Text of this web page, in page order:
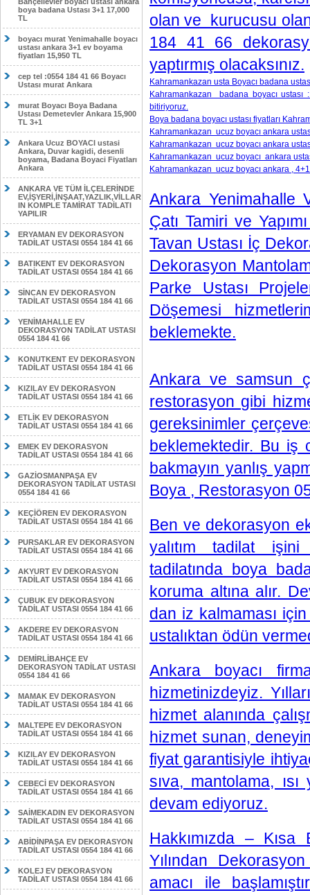
boya badana Ustası 3+1 17,000
TL
boyacı murat Yenimahalle boyacı
ustası ankara 3+1 ev boyama
fiyatları 15,950 TL
cep tel :0554 184 41 66 Boyacı
Ustası murat Ankara
murat Boyacı Boya Badana
Ustası Demetevler Ankara 15,900
TL 3+1
Ankara Ucuz BOYACI ustasi
Ankara, Duvar kagidi, desenli
boyama, Badana Boyaci Fiyatları
Ankara
ANKARA VE TÜM İLÇELERİNDE
EV,İŞYERİ,İNŞAAT,YAZLIK,VİLLAR
IN KOMPLE TAMİRAT TADİLATI
YAPILIR
ERYAMAN EV DEKORASYON
TADİLAT USTASI 0554 184 41 66
BATIKENT EV DEKORASYON
TADİLAT USTASI 0554 184 41 66
SİNCAN EV DEKORASYON
TADİLAT USTASI 0554 184 41 66
YENİMAHALLE EV
DEKORASYON TADİLAT USTASI
0554 184 41 66
KONUTKENT EV DEKORASYON
TADİLAT USTASI 0554 184 41 66
KIZILAY EV DEKORASYON
TADİLAT USTASI 0554 184 41 66
ETLİK EV DEKORASYON
TADİLAT USTASI 0554 184 41 66
EMEK EV DEKORASYON
TADİLAT USTASI 0554 184 41 66
GAZİOSMANPAŞA EV
DEKORASYON TADİLAT USTASI
0554 184 41 66
KEÇİÖREN EV DEKORASYON
TADİLAT USTASI 0554 184 41 66
PURSAKLAR EV DEKORASYON
TADİLAT USTASI 0554 184 41 66
AKYURT EV DEKORASYON
TADİLAT USTASI 0554 184 41 66
ÇUBUK EV DEKORASYON
TADİLAT USTASI 0554 184 41 66
AKDERE EV DEKORASYON
TADİLAT USTASI 0554 184 41 66
DEMİRLİBAHÇE EV
DEKORASYON TADİLAT USTASI
0554 184 41 66
MAMAK EV DEKORASYON
TADİLAT USTASI 0554 184 41 66
MALTEPE EV DEKORASYON
TADİLAT USTASI 0554 184 41 66
KIZILAY EV DEKORASYON
TADİLAT USTASI 0554 184 41 66
CEBECİ EV DEKORASYON
TADİLAT USTASI 0554 184 41 66
SAİMEKADIN EV DEKORASYON
TADİLAT USTASI 0554 184 41 66
ABİDİNPAŞA EV DEKORASYON
TADİLAT USTASI 0554 184 41 66
KOLEJ EV DEKORASYON
TADİLAT USTASI 0554 184 41 66
olan ve kurucusu
184 41 66
yaptırmış olacaksınız.
Kahramankazan usta Boyacı badana
Kahramankazan badana boyacı
bitiriyoruz.
Boya badana boyacı ustası fiyatları
Kahramankazan ucuz boyacı ankara
Kahramankazan ucuz boyacı ankara
Kahramankazan ucuz boyacı ankara
Kahramankazan ucuz boyacı ankara ,
Ankara Yenimahalle
Çatı Tamiri ve
Tavan Ustası İç
Dekorasyon
Parke Ustası
Döşemesi
beklemekte.
Ankara ve samsun
restorasyon gibi
gereksinimler
beklemektedir. Bu iş
bakmayın yanlış
Boya , Restorasyon
Ben ve dekorasyon
yalıtım tadilat işini
tadilatında boya
koruma altına alır.
dan iz kalmaması
ustalıktan ödün
Ankara boyacı
hizmetinizdeyiz.
hizmet alanında
hizmet sunan,
fiyat garantisiyle
sıva, mantolama,
devam ediyoruz.
Hakkımızda –
Yılından
amacı ile